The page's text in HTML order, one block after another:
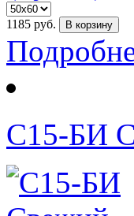
1185 руб. В корзину
С15-БИ